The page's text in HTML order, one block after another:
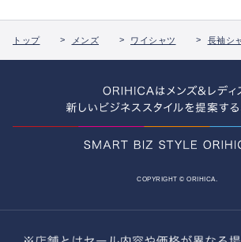
トップ メンズ ワイシャツ 長袖シ
COPYRIGHT © ORIHICA.